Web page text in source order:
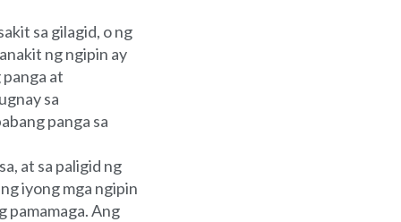
sa gilagid, o ng
ng ngipin ay
at
sa
panga sa
at sa paligid ng
iyong mga ngipin
pamamaga. Ang